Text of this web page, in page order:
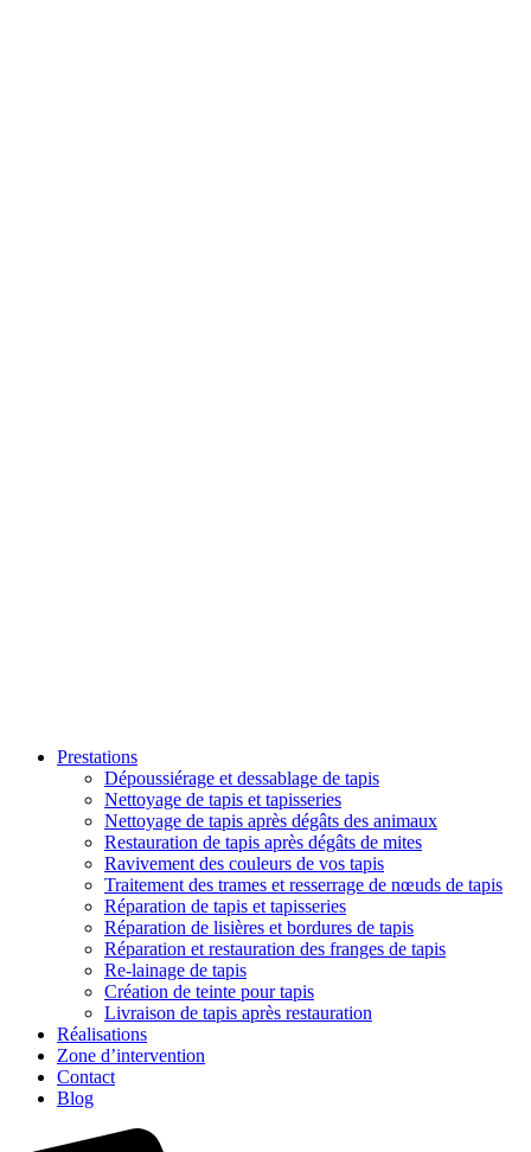
Prestations
Dépoussiérage et dessablage de tapis
Nettoyage de tapis et tapisseries
Nettoyage de tapis après dégâts des animaux
Restauration de tapis après dégâts de mites
Ravivement des couleurs de vos tapis
Traitement des trames et resserrage de nœuds de tapis
Réparation de tapis et tapisseries
Réparation de lisières et bordures de tapis
Réparation et restauration des franges de tapis
Re-lainage de tapis
Création de teinte pour tapis
Livraison de tapis après restauration
Réalisations
Zone d’intervention
Contact
Blog